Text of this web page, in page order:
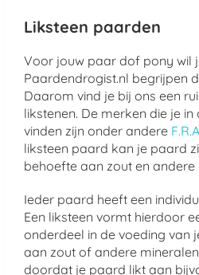
Liksteen paarden
Voor jouw paar dof pony wil
Paardendrogist.nl begrijpen
Daarom vind je bij ons een
likstenen. De merken die je
vinden zijn onder andere
liksteen paard kan je paard
behoefte aan zout en andere
Ieder paard heeft een
Een liksteen vormt hierdoor
onderdeel in de voeding van
aan zout of andere
doordat je paard likt aan